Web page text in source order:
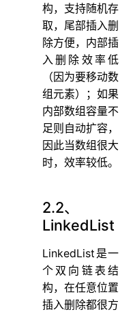
构，支持随机存
取，尾部插入删
除方便，内部插
入删除效率低
（因为要移动数
组元素）；如果
内部数组容量不
足则自动扩容，
因此当数组很大
时，效率较低。
2.2、
LinkedList
LinkedList是一
个双向链表结
构，在任意位置
插入删除都很方